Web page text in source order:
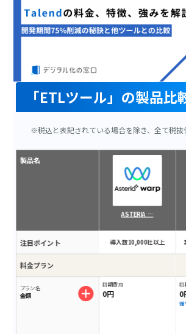
「ETLツール」の製品比
※税込と表記されている場合を除き、全て税
製品名
注目ポイント
料金プラン
プラン名
金額
ASTERIA …
導入数10,000社以上
初期費用
0円
初
0
備